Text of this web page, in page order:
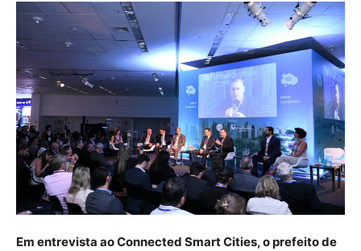
Em entrevista ao Connected Smart Cities, o prefeito de